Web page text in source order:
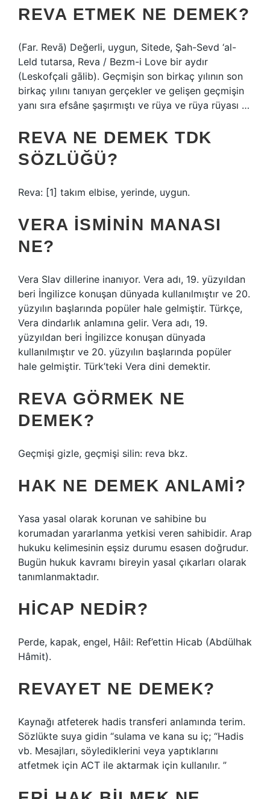
REVA ETMEK NE DEMEK?
(Far. Revā) Değerli, uygun, Sitede, Şah-Sevd ‘al-
Leld tutarsa, Reva / Bezm-i Love bir aydır
(Leskofçali gālib). Geçmişin son birkaç yılının son
birkaç yılını tanıyan gerçekler ve gelişen geçmişin
yanı sıra efsâne şaşırmıştı ve rüya ve rüya rüyası …
REVA NE DEMEK TDK
SÖZLÜĞÜ?
Reva: [1] takım elbise, yerinde, uygun.
VERA ISMININ MANASI
NE?
Vera Slav dillerine inanıyor. Vera adı, 19. yüzyıldan
beri İngilizce konuşan dünyada kullanılmıştır ve 20.
yüzyılın başlarında popüler hale gelmiştir. Türkçe,
Vera dindarlık anlamına gelir. Vera adı, 19.
yüzyıldan beri İngilizce konuşan dünyada
kullanılmıştır ve 20. yüzyılın başlarında popüler
hale gelmiştir. Türk’teki Vera dini demektir.
REVA GÖRMEK NE
DEMEK?
Geçmişi gizle, geçmişi silin: reva bkz.
HAK NE DEMEK ANLAMI?
Yasa yasal olarak korunan ve sahibine bu
korumadan yararlanma yetkisi veren sahibidir. Arap
hukuku kelimesinin eşsiz durumu esasen doğrudur.
Bugün hukuk kavramı bireyin yasal çıkarları olarak
tanımlanmaktadır.
HICAP NEDIR?
Perde, kapak, engel, Hâil: Ref’ettin Hicab (Abdülhak
Hâmit).
REVAYET NE DEMEK?
Kaynağı atfeterek hadis transferi anlamında terim.
Sözlükte suya gidin “sulama ve kana su iç; “Hadis
vb. Mesajları, söylediklerini veya yaptıklarını
atfetmek için ACT ile aktarmak için kullanılır. ”